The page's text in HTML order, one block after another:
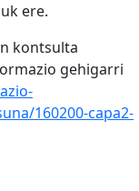
ere.
kontsulta
gehigarri
160200-capa2-